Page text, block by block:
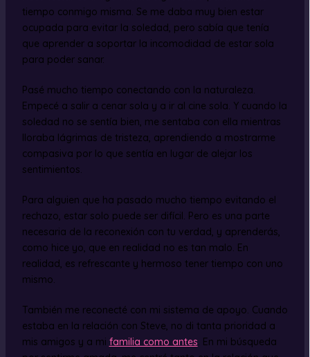
tiempo conmigo misma. Se me daba muy bien estar
ocupada para evitar la soledad, pero sabía que tenía
que aprender a soportar la incomodidad de estar sola
para poder sanar.
Pasé mucho tiempo conectando con la naturaleza.
Empecé a salir a cenar sola y a ir al cine sola. Y cuando la
soledad no se sentía bien, me sentaba con ella mientras
lloraba lágrimas de tristeza, aprendiendo a mostrarme
compasiva por lo que sentía en lugar de alejar los
sentimientos.
Para alguien que ha pasado mucho tiempo evitando el
rechazo, estar solo puede ser difícil. Pero es una parte
necesaria de la reconexión con tu verdad, y aprenderás,
como hice yo, que en realidad no es tan malo. En
realidad, es refrescante y hermoso tener tiempo con uno
mismo.
También me reconecté con mi sistema de apoyo. Cuando
estaba en la relación con Steve, no di tanta prioridad a
mis amigos y a mi familia como antes. En mi búsqueda